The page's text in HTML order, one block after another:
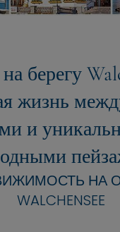
берегу
жизнь
и
НА
WALCHENSEE